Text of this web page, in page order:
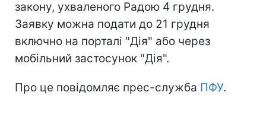
закону, ухваленого Радою 4 грудня.
Заявку можна подати до 21 грудня
включно на порталі "Дія" або через
мобільний застосунок "Дія".
Про це повідомляє прес-служба ПФУ.